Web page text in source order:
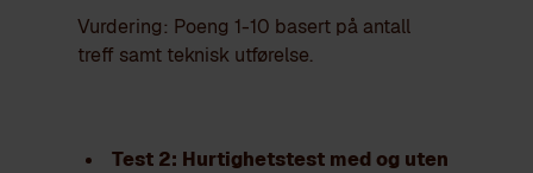
Vurdering: Poeng 1-10 basert på antall
treff samt teknisk utførelse.
Test 2: Hurtighetstest med og uten